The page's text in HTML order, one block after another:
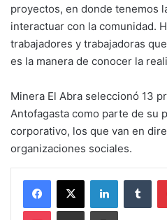
proyectos, en donde tenemos
interactuar con la comunidad.
trabajadores y trabajadoras
es la manera de conocer la
Minera El Abra seleccionó 13
Antofagasta como parte de su
corporativo, los que van en
organizaciones sociales.
Facebook
X LinkedIn
Pocket Compartir via email Imprimir